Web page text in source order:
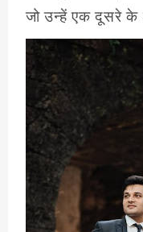
जो उन्हें एक दूसरे के